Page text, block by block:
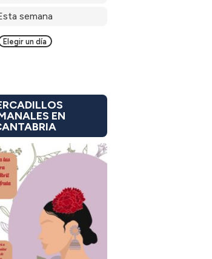
semana
Elegir un día
EN